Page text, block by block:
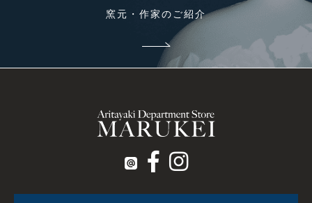
窯元・作家のご紹介